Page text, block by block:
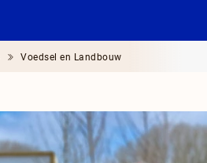
Voedsel en Landbouw